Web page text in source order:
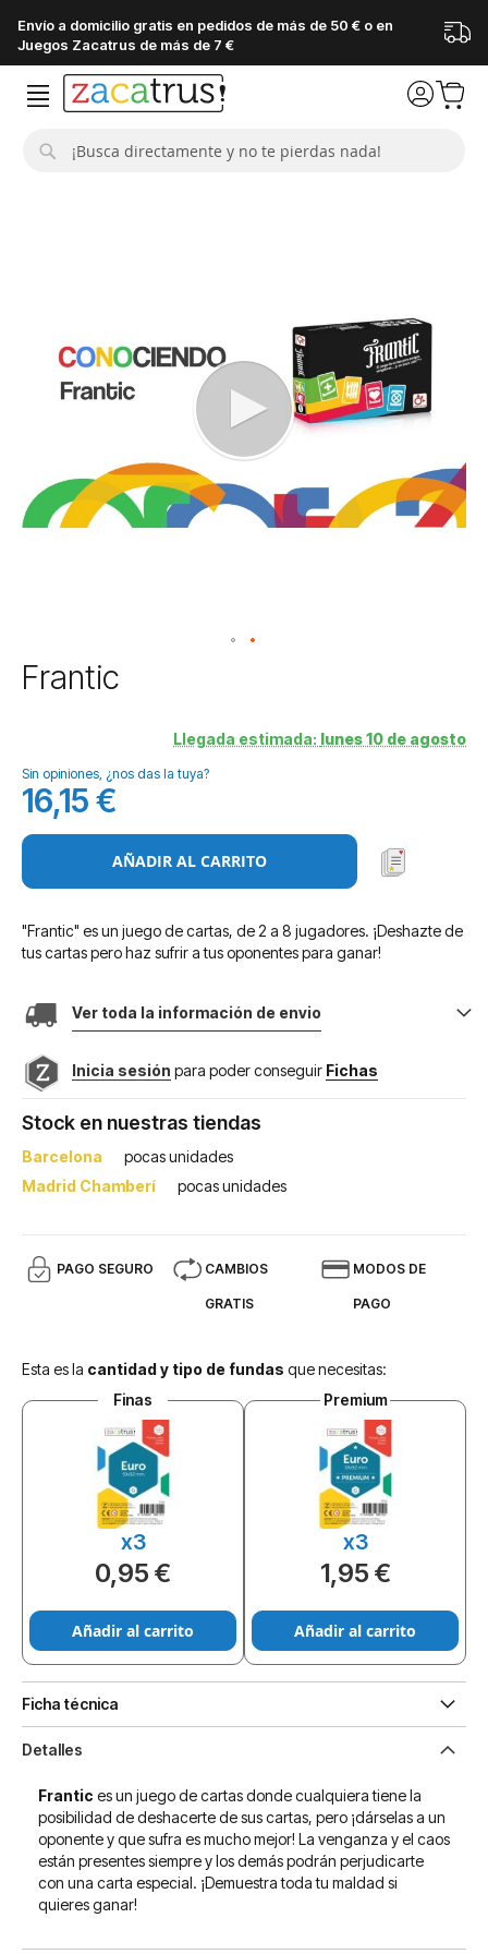
Envío a domicilio gratis en pedidos de más de 50 € o en
Juegos Zacatrus de más de 7 €
imágenes
Saltar
al
galería
de
imágenes
Frantic
Llegada estimada: lunes 10 de agosto
Sin opiniones, ¿nos das la tuya?
16,15 €
AÑADIR AL CARRITO
"Frantic" es un juego de cartas, de 2 a 8 jugadores. ¡Deshazte de
tus cartas pero haz sufrir a tus oponentes para ganar!
Ver toda la información de envio
Inicia sesión para poder conseguir Fichas
Stock en nuestras tiendas
Barcelona
pocas unidades
Madrid Chamberí
pocas unidades
PAGO SEGURO CAMBIOS
GRATIS
MODOS DE
PAGO
Esta es la cantidad y tipo de fundas que necesitas:
Finas
x3
0,95 €
Añadir al carrito
Premium
x3
1,95 €
Añadir al carrito
Ficha técnica
Detalles
Frantic es un juego de cartas donde cualquiera tiene la
posibilidad de deshacerte de sus cartas, pero ¡dárselas a un
oponente y que sufra es mucho mejor! La venganza y el caos
están presentes siempre y los demás podrán perjudicarte
con una carta especial. ¡Demuestra toda tu maldad si
quieres ganar!